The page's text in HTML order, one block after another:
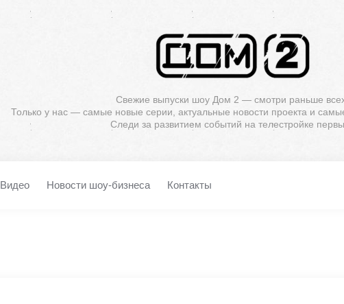
Свежие выпуски шоу Дом 2 — смотри раньше
Только у нас — самые новые серии, актуальные новости проекта и
Следи за развитием событий на телестройке
Видео Новости шоу-бизнеса Контакты